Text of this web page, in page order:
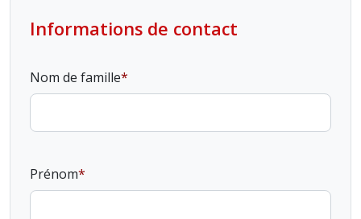
Informations de contact
Nom de famille
Prénom